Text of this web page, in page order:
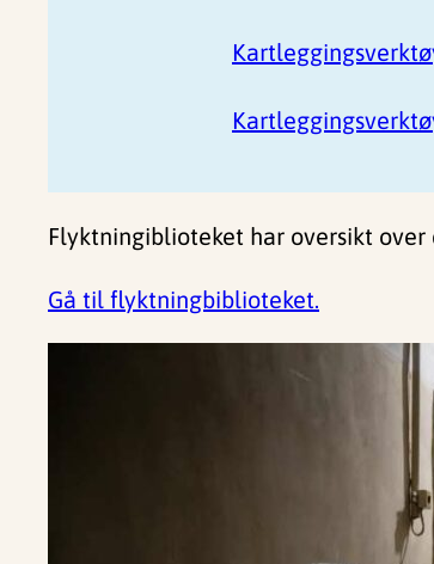
Flyktningiblioteket har oversikt
Gå til flyktningbiblioteket.